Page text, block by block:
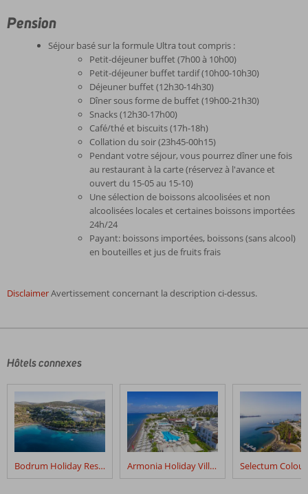
Pension
Séjour basé sur la formule Ultra tout compris :
Petit-déjeuner buffet (7h00 à 10h00)
Petit-déjeuner buffet tardif (10h00-10h30)
Déjeuner buffet (12h30-14h30)
Dîner sous forme de buffet (19h00-21h30)
Snacks (12h30-17h00)
Café/thé et biscuits (17h-18h)
Collation du soir (23h45-00h15)
Pendant votre séjour, vous pourrez dîner une fois
au restaurant à la carte (réservez à l'avance et
ouvert du 15-05 au 15-10)
Une sélection de boissons alcoolisées et non
alcoolisées locales et certaines boissons importées
24h/24
Payant: boissons importées, boissons (sans alcool)
en bouteilles et jus de fruits frais
DisclaimerAvertissement concernant la description ci-dessus.
écrits
nos
clients
après
leur
séjour
Diamond
Hôtels connexes
Bodrum Holiday Resort Armonia Holiday Village